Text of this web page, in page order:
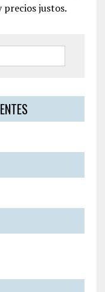
precios justos.